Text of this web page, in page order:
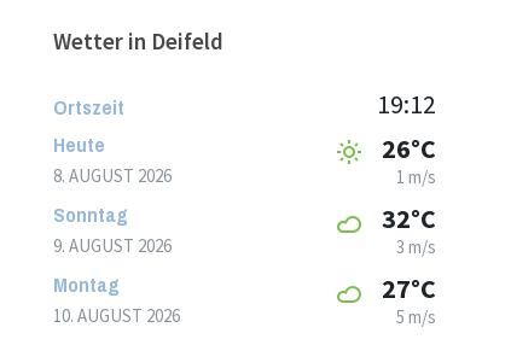
Wetter in Deifeld
Ortszeit 19:12
Heute
8. AUGUST 2026
26°C
1 m/s
Sonntag
9. AUGUST 2026
32°C
3 m/s
Montag
10. AUGUST 2026
27°C
5 m/s